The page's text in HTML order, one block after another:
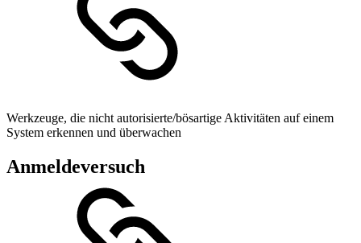
Werkzeuge, die nicht autorisierte/bösartige Aktivitäten auf einem
System erkennen und überwachen
Anmeldeversuch